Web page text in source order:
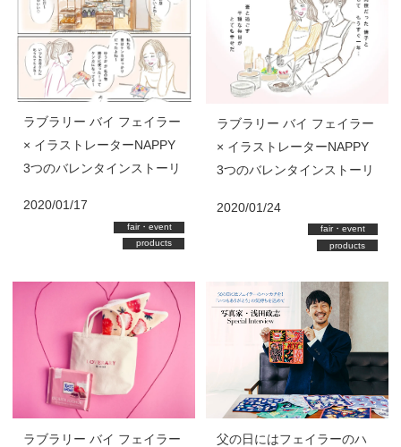
ラブラリー バイ フェイラー
× イラストレーターNAPPY
3つのバレンタインストーリ
2020/01/17
fair・event
products
ラブラリー バイ フェイラー
× イラストレーターNAPPY
3つのバレンタインストーリ
2020/01/24
fair・event
products
ラブラリー バイ フェイラー
父の日にはフェイラーのハ